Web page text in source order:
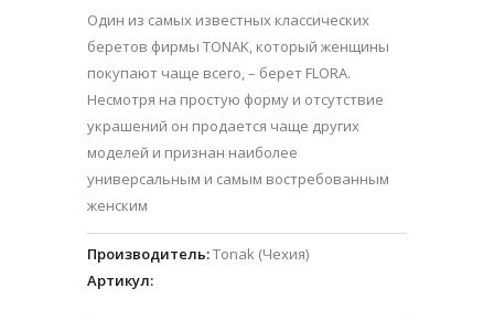
Один из самых известных классических
беретов фирмы TONAK, который женщины
покупают чаще всего, – берет FLORA.
Несмотря на простую форму и отсутствие
украшений он продается чаще других
моделей и признан наиболее
универсальным и самым востребованным
женским
Производитель:Tonak (Чехия)
Артикул: